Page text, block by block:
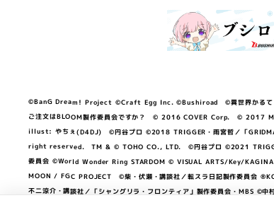
©BanG Dream! Project ©Craft Egg Inc. ©Bushiroad ©異世界かる
ご注文はBLOOM製作委員会ですか？ © 2016 COVER Corp. ©
illust: やちぇ(D4DJ) ©円谷プロ ©2018 TRIGGER・雨宮哲／「
right reserved. TM & © TOHO CO., LTD. ©円谷プロ ©2021 TRIGGER
委員会 ©World Wonder Ring STARDOM © VISUAL ARTS/Key/
MOON / FGC PROJECT ©柴・伏瀬・講談社／転スラ日記製作委員
不二涼介・講談社／「シャングリラ・フロンティア」製作委員会・MBS